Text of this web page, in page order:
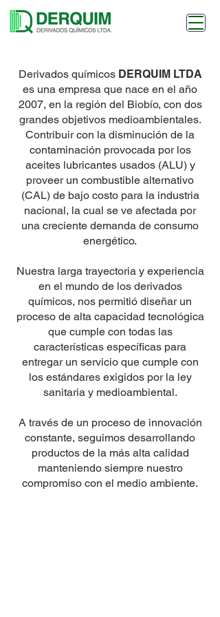
Derivados químicos DERQUIM LTDA
es una empresa que nace en el año
2007, en la región del Biobío, con dos
grandes objetivos medioambientales.
Contribuir con la disminución de la
contaminación provocada por los
aceites lubricantes usados (ALU) y
proveer un combustible alternativo
(CAL) de bajo costo para la industria
nacional, la cual se ve afectada por
una creciente demanda de consumo
energético.
Nuestra larga trayectoria y experiencia
en el mundo de los derivados
químicos, nos permitió diseñar un
proceso de alta capacidad tecnológica
que cumple con todas las
características específicas para
entregar un servicio que cumple con
los estándares exigidos por la ley
sanitaria y medioambiental.
A través de un proceso de innovación
constante, seguimos desarrollando
productos de la más alta calidad
manteniendo siempre nuestro
compromiso con el medio ambiente.